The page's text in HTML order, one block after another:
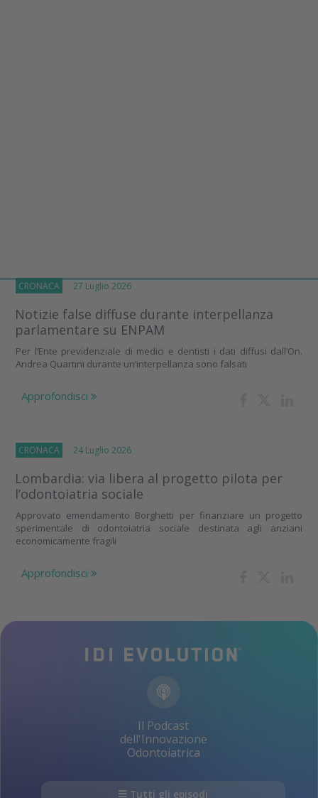
CRONACA 27 Luglio 2026
Notizie false diffuse durante interpellanza
parlamentare su ENPAM
Per l’Ente previdenziale di medici e dentisti i dati diffusi dall’On.
Andrea Quartini durante un’interpellanza sono falsati
Approfondisci
CRONACA 24 Luglio 2026
Lombardia: via libera al progetto pilota per
l’odontoiatria sociale
Approvato emendamento Borghetti per finanziare un progetto
sperimentale di odontoiatria sociale destinata agli anziani
economicamente fragili
Approfondisci
Il Podcast
dell'Innovazione
Odontoiatrica
Tutti gli episodi